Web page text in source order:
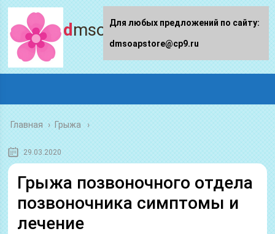
dmsoapstore.ru
Главная › Грыжа
29.03.2020
Грыжа позвоночного отдела
позвоночника симптомы и
лечение
Для любых предложений по сайту:
dmsoapstore@cp9.ru